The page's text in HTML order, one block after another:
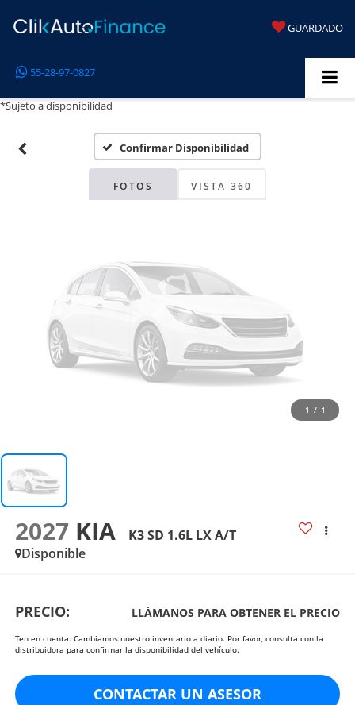
GUARDADO
55-28-97-0827
*Sujeto a disponibilidad
Confirmar Disponibilidad
FOTOS VISTA 360
Disponibles
Por favor, revise luego
1 / 1
2027 KIA
K3 SD 1.6L LX A/T
Disponible
PRECIO: LLÁMANOS PARA OBTENER EL PRECIO
Ten en cuenta: Cambiamos nuestro inventario a diario. Por favor, consulta con la
distribuidora para confirmar la disponibilidad del vehículo.
CONTACTAR UN ASESOR